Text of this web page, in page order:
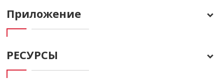
Приложение
РЕСУРСЫ